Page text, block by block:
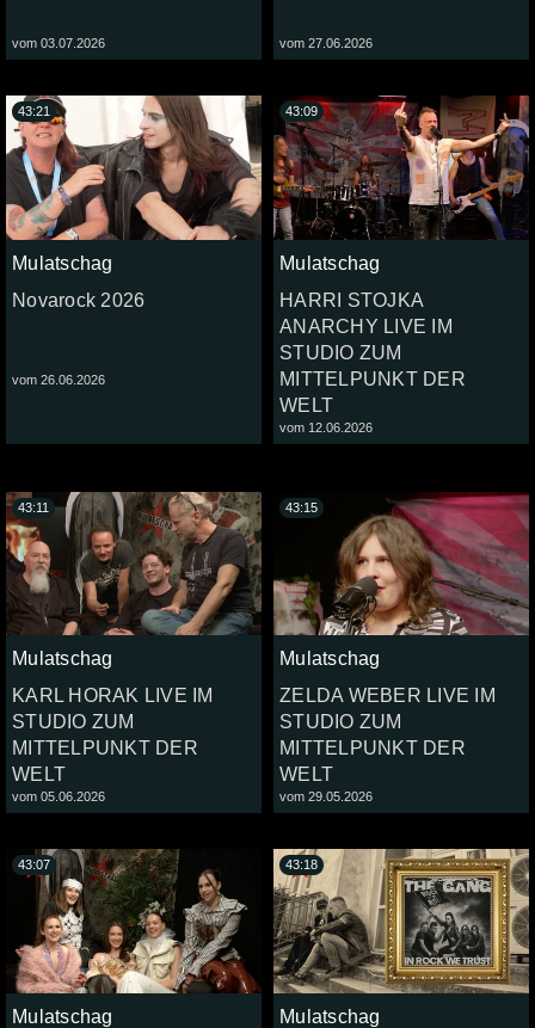
vom 03.07.2026 vom 27.06.2026
Mulatschag
Novarock 2026
vom 26.06.2026
43:21
Mulatschag
HARRI STOJKA
ANARCHY LIVE IM
STUDIO ZUM
MITTELPUNKT DER
WELT
vom 12.06.2026
43:09
Mulatschag
KARL HORAK LIVE IM
STUDIO ZUM
MITTELPUNKT DER
WELT
vom 05.06.2026
43:11
Mulatschag
ZELDA WEBER LIVE IM
STUDIO ZUM
MITTELPUNKT DER
WELT
vom 29.05.2026
43:15
Mulatschag
43:07
Mulatschag
43:18